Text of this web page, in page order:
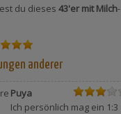
du dieses 43'er mit Milch-
anderer
Puya
Ich persönlich mag ein 1:3